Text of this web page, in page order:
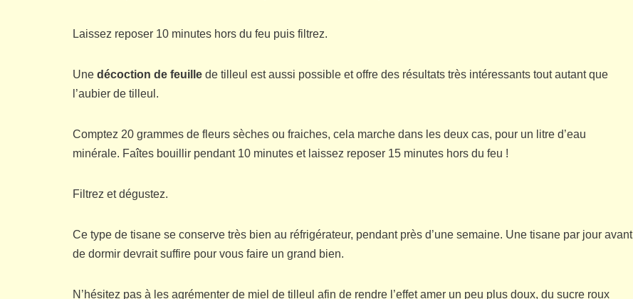
Laissez reposer 10 minutes hors du feu puis filtrez.
Une décoction de feuille de tilleul est aussi possible et offre des résultats très intéressants tout autant que
l’aubier de tilleul.
Comptez 20 grammes de fleurs sèches ou fraiches, cela marche dans les deux cas, pour un litre d’eau
minérale. Faîtes bouillir pendant 10 minutes et laissez reposer 15 minutes hors du feu !
Filtrez et dégustez.
Ce type de tisane se conserve très bien au réfrigérateur, pendant près d’une semaine. Une tisane par jour avant
de dormir devrait suffire pour vous faire un grand bien.
N’hésitez pas à les agrémenter de miel de tilleul afin de rendre l’effet amer un peu plus doux, du sucre roux